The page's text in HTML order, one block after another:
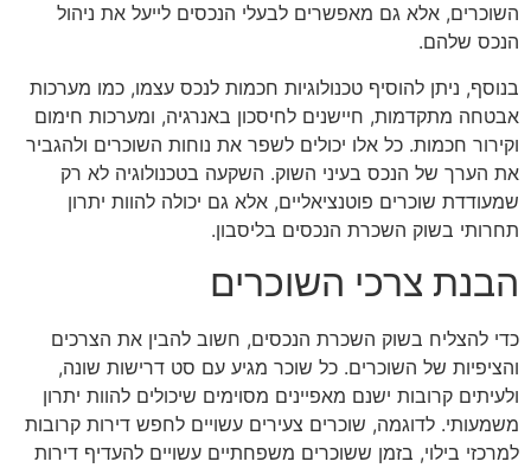
השוכרים, אלא גם מאפשרים לבעלי הנכסים לייעל את ניהול
הנכס שלהם.
בנוסף, ניתן להוסיף טכנולוגיות חכמות לנכס עצמו, כמו מערכות
אבטחה מתקדמות, חיישנים לחיסכון באנרגיה, ומערכות חימום
וקירור חכמות. כל אלו יכולים לשפר את נוחות השוכרים ולהגביר
את הערך של הנכס בעיני השוק. השקעה בטכנולוגיה לא רק
שמעודדת שוכרים פוטנציאליים, אלא גם יכולה להוות יתרון
תחרותי בשוק השכרת הנכסים בליסבון.
הבנת צרכי השוכרים
כדי להצליח בשוק השכרת הנכסים, חשוב להבין את הצרכים
והציפיות של השוכרים. כל שוכר מגיע עם סט דרישות שונה,
ולעיתים קרובות ישנם מאפיינים מסוימים שיכולים להוות יתרון
משמעותי. לדוגמה, שוכרים צעירים עשויים לחפש דירות קרובות
למרכזי בילוי, בזמן ששוכרים משפחתיים עשויים להעדיף דירות